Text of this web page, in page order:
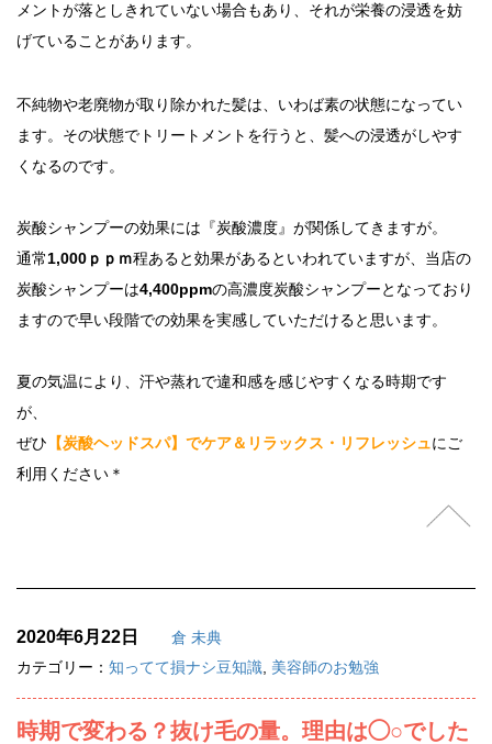
メントが落としきれていない場合もあり、それが栄養の浸透を妨
げていることがあります。
不純物や老廃物が取り除かれた髪は、いわば素の状態になってい
ます。その状態でトリートメントを行うと、髪への浸透がしやす
くなるのです。
炭酸シャンプーの効果には『炭酸濃度』が関係してきますが。
通常1,000ｐｐｍ程あると効果があるといわれていますが、当店の
炭酸シャンプーは4,400ppmの高濃度炭酸シャンプーとなっており
ますので早い段階での効果を実感していただけると思います。
夏の気温により、汗や蒸れで違和感を感じやすくなる時期です
が、
ぜひ 【炭酸ヘッドスパ】でケア＆リラックス・リフレッシュにご
利用ください＊
2020年6月22日
倉 未典
カテゴリー： 知ってて損ナシ豆知識, 美容師のお勉強
時期で変わる？抜け毛の量。理由は◯○でした